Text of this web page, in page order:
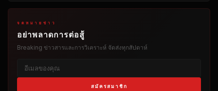
จดหมายข่าว
อย่าพลาดการต่อสู้
Breaking ข่าวสารและการวิเคราะห์ จัดส่งทุกสัปดาห์
สมัครสมาชิก